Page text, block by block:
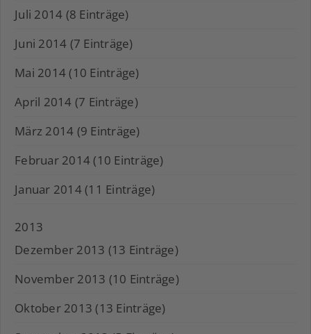
Juli 2014 (8 Einträge)
Juni 2014 (7 Einträge)
Mai 2014 (10 Einträge)
April 2014 (7 Einträge)
März 2014 (9 Einträge)
Februar 2014 (10 Einträge)
Januar 2014 (11 Einträge)
2013
Dezember 2013 (13 Einträge)
November 2013 (10 Einträge)
Oktober 2013 (13 Einträge)